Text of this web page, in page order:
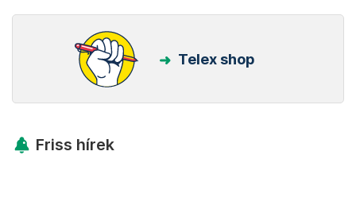
Telex shop
Friss hírek